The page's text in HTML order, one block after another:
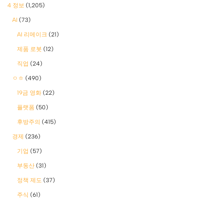
4 정보 (1,205)
AI (73)
AI 리메이크 (21)
제품 로봇 (12)
직업 (24)
ㅇㅎ (490)
19금 영화 (22)
플랫폼 (50)
후방주의 (415)
경제 (236)
기업 (57)
부동산 (31)
정책 제도 (37)
주식 (61)